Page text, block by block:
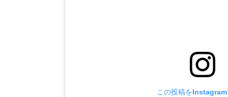
この投稿を